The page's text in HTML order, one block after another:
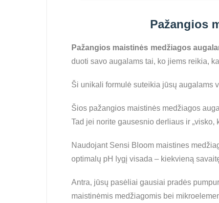
Pažangios
Pažangios maistinės medžiagos
duoti savo augalams tai, ko jiems reikia,
Ši unikali formulė suteikia jūsų augalams
Šios pažangios maistinės medžiagos
Tad jei norite gausesnio derliaus ir „visko,
Naudojant Sensi Bloom maistines
optimalų pH lygį visada – kiekvieną
Antra, jūsų pasėliai gausiai pradės
maistinėmis medžiagomis bei